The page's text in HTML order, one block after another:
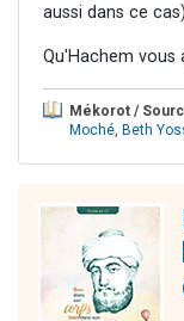
aussi dans ce
Qu'Hachem vous
Mékorot /
Moché, Beth